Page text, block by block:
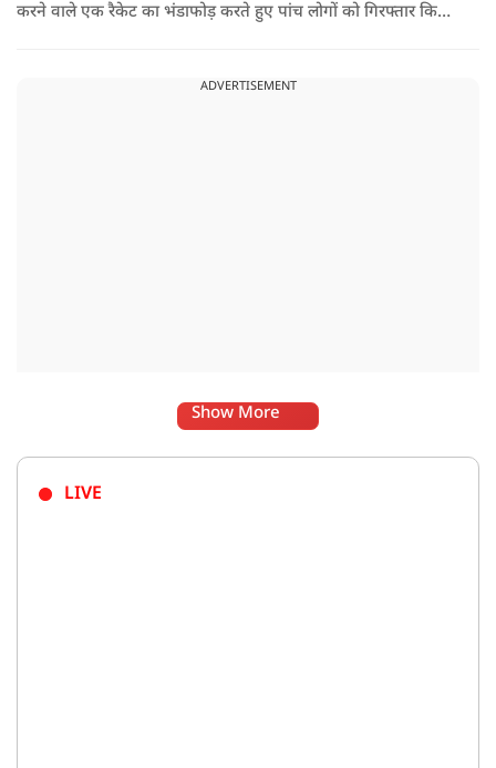
करने वाले एक रैकेट का भंडाफोड़ करते हुए पांच लोगों को गिरफ्तार किया
ADVERTISEMENT
Show More
LIVE